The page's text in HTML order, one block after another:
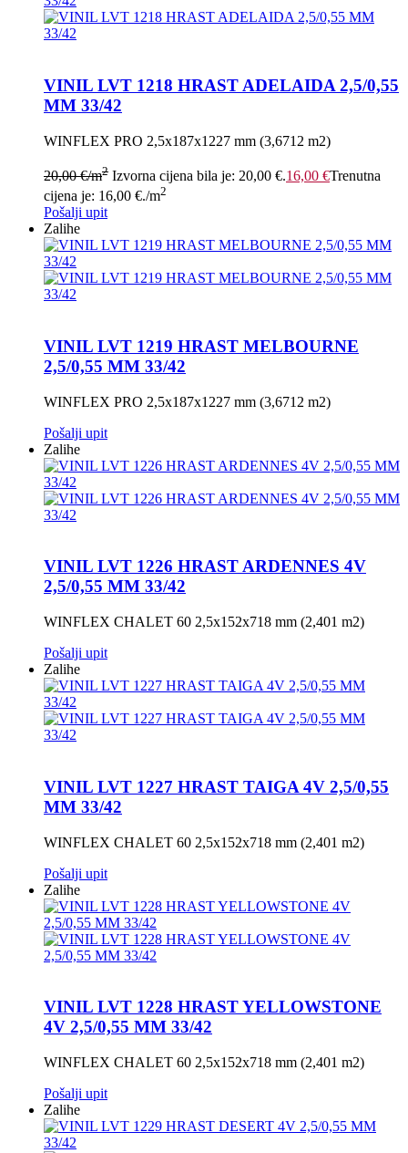
VINIL LVT 1218 HRAST ADELAIDA 2,5/0,55
MM 33/42
WINFLEX PRO 2,5x187x1227 mm (3,6712 m2)
20,00€/m2 Izvorna cijena bila je: 20,00 €.16,00 €Trenutna
cijena je: 16,00 €./m2
Pošalji upit
Zalihe
VINIL LVT 1219 HRAST MELBOURNE
2,5/0,55 MM 33/42
WINFLEX PRO 2,5x187x1227 mm (3,6712 m2)
Pošalji upit
Zalihe
VINIL LVT 1226 HRAST ARDENNES 4V
2,5/0,55 MM 33/42
WINFLEX CHALET 60 2,5x152x718 mm (2,401 m2)
Pošalji upit
Zalihe
VINIL LVT 1227 HRAST TAIGA 4V 2,5/0,55
MM 33/42
WINFLEX CHALET 60 2,5x152x718 mm (2,401 m2)
Pošalji upit
Zalihe
VINIL LVT 1228 HRAST YELLOWSTONE
4V 2,5/0,55 MM 33/42
WINFLEX CHALET 60 2,5x152x718 mm (2,401 m2)
Pošalji upit
Zalihe